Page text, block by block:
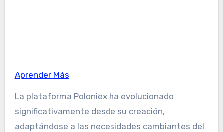
Aprender Más
La plataforma Poloniex ha evolucionado
significativamente desde su creación,
adaptándose a las necesidades cambiantes del